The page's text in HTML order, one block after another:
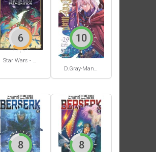
Star Wars - La Haute République - Un équilibre fragile
6
D.Gray-Man #29
10
8 8